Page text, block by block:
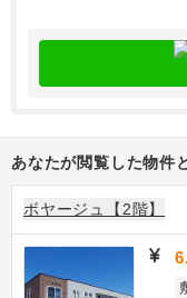
あなたが閲覧した物件
ボヤージュ【2階】